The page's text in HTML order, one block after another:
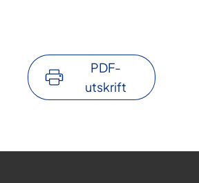
PDF-
utskrift